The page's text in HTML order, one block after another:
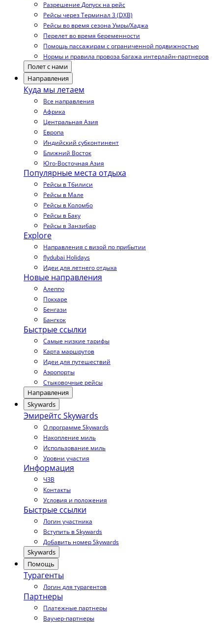
Разрешение Допуск на рейс
Рейсы через Терминал 3 (DXB)
Рейсы во время сезона Умры/Хаджа
Перелет во время беременности
Помощь пассажирам с ограниченной подвижностью
Нормы и правила провоза багажа интерлайн-партнеров
Полет с нами
Направления
Куда мы летаем
Все направления
Африка
Центральная Азия
Европа
Индийский субконтинент
Ближний Восток
Юго-Восточная Азия
Популярные места отдыха
Рейсы в Тбилиси
Рейсы в Мале
Рейсы в Коломбо
Рейсы в Баку
Рейсы в Занзибар
Explore
Направления с визой по прибытии
flydubai Holidays
Идеи для летнего отдыха
Новые направления
Алеппо
Покхаре
Бенгази
Бангкок
Быстрые ссылки
Самые низкие тарифы
Карта маршрутов
Идеи для путешествий
Аэропорты
Стыковочные рейсы
Направления
Skywards
Эмирейтс Skywards
О программе Skywards
Накопление миль
Использование миль
Уровни участия
Информация
ЧЗВ
Контакты
Условия и положения
Быстрые ссылки
Логин участника
Вступить в Skywards
Добавить номер Skywards
Skywards
Помощь
Турагенты
Логин для турагентов
Партнеры
Платежные партнеры
Ваучер-партнеры